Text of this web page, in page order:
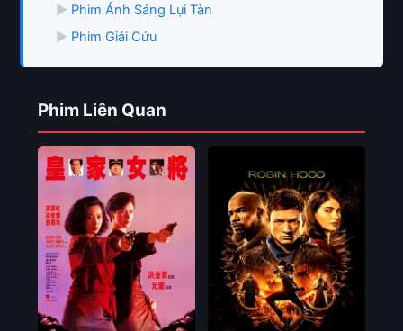
▶ Phim Ánh Sáng Lụi Tàn
▶ Phim Giải Cứu
Phim Liên Quan